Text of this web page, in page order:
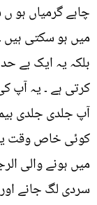
چاہے گرمیاں ہو
میں ہو سکتی
بلکہ یہ ایک بے
کرتی ہے ۔ یہ آپ
آپ جلدی جلدی
کوئی خاص وقت یا
میں ہونے والی
سردی لگ جانے